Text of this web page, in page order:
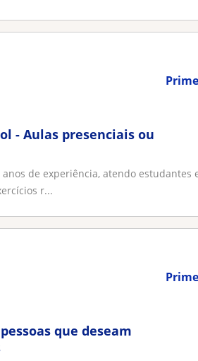
- Aulas presenciais ou
de experiência, atendo estudantes
r...
que deseam